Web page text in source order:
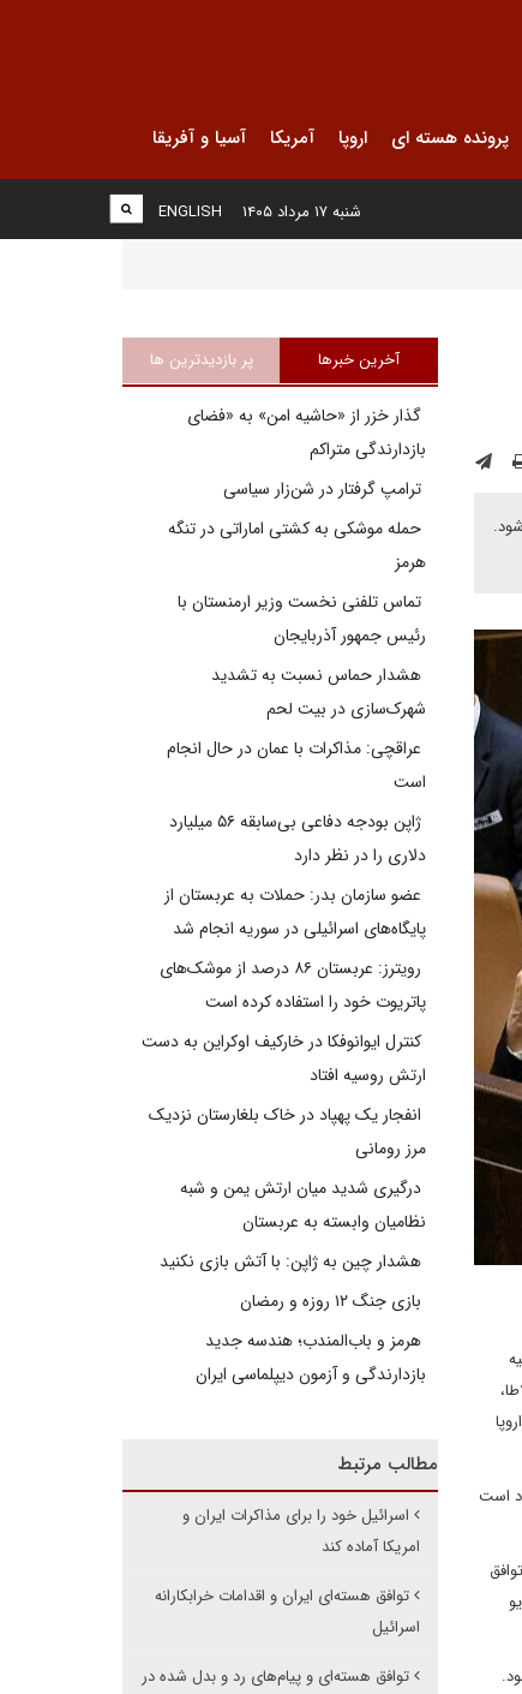
پرونده هسته ای اروپا آمریکا آسیا و آفریقا
ENGLISH شنبه ۱۷ مرداد ۱۴۰۵
است
آخرین خبرها پر بازدیدترین ها
گذار خزر از «حاشیه امن» به «فضای
بازدارندگی متراکم
ترامپ گرفتار در شن‌زار سیاسی
حمله موشکی به کشتی اماراتی در تنگه
هرمز
تماس تلفنی نخست وزیر ارمنستان با
رئیس جمهور آذربایجان
هشدار حماس نسبت به تشدید
شهرک‌سازی در بیت‌ لحم
عراقچی: مذاکرات با عمان در حال انجام
است
ژاپن بودجه دفاعی بی‌سابقه ۵۶ میلیارد
دلاری را در نظر دارد
عضو سازمان بدر: حملات به عربستان از
پایگاه‌های اسرائیلی در سوریه انجام شد
رویترز: عربستان ۸۶ درصد از موشک‌های
پاتریوت خود را استفاده کرده است
کنترل ایوانوفکا در خارکیف اوکراین به دست
ارتش روسیه افتاد
انفجار یک پهپاد در خاک بلغارستان نزدیک
مرز رومانی
درگیری شدید میان ارتش یمن و شبه
نظامیان وابسته به عربستان
هشدار چین به ژاپن: با آتش بازی نکنید
بازی جنگ ۱۲ روزه و رمضان
هرمز و باب‌المندب؛ هندسه جدید
بازدارندگی و آزمون دیپلماسی ایران
مطالب مرتبط
اسرائیل خود را برای مذاکرات ایران و
امریکا آماده کند
توافق هسته‌ای ایران و اقدامات خرابکارانه
اسرائیل
توافق هسته‌ای و پیام‌های رد و بدل شده در